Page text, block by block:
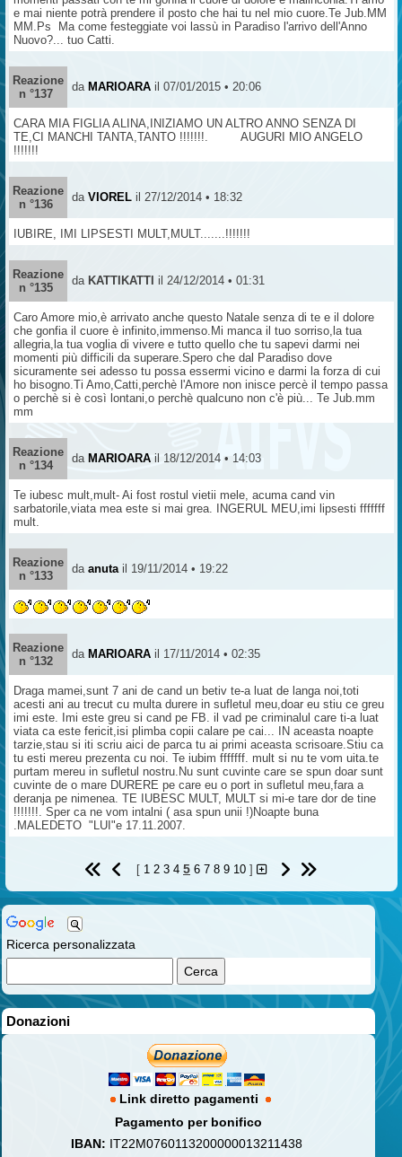
Ricerca personalizzata
Donazioni
Link diretto pagamenti
Pagamento per bonifico
IBAN: IT22M0760113200000013211438
e mai niente potrà prendere il posto che hai tu nel mio cuore.Te Jub.MM
MM.Ps Ma come festeggiate voi lassù in Paradiso l'arrivo dell'Anno
Nuovo?... tuo Catti.
Reazione
n °137
da MARIOARA il 07/01/2015 • 20:06
CARA MIA FIGLIA ALINA,INIZIAMO UN ALTRO ANNO SENZA DI
TE,CI MANCHI TANTA,TANTO !!!!!!!. AUGURI MIO ANGELO
!!!!!!!
Reazione
n °136
da VIOREL il 27/12/2014 • 18:32
IUBIRE, IMI LIPSESTI MULT,MULT.......!!!!!!!
Reazione
n °135
da KATTIKATTI il 24/12/2014 • 01:31
Caro Amore mio,è arrivato anche questo Natale senza di te e il dolore
che gonfia il cuore è infinito,immenso.Mi manca il tuo sorriso,la tua
allegria,la tua voglia di vivere e tutto quello che tu sapevi darmi nei
momenti più difficili da superare.Spero che dal Paradiso dove
sicuramente sei adesso tu possa essermi vicino e darmi la forza di cui
ho bisogno.Ti Amo,Catti,perchè l'Amore non inisce percè il tempo passa
o perchè si è così lontani,o perchè qualcuno non c'è più... Te Jub.mm
mm
Reazione
n °134
da MARIOARA il 18/12/2014 • 14:03
Te iubesc mult,mult- Ai fost rostul vietii mele, acuma cand vin
sarbatorile,viata mea este si mai grea. INGERUL MEU,imi lipsesti fffffff
mult.
Reazione
n °133
da anuta il 19/11/2014 • 19:22
Reazione
n °132
da MARIOARA il 17/11/2014 • 02:35
Draga mamei,sunt 7 ani de cand un betiv te-a luat de langa noi,toti
acesti ani au trecut cu multa durere in sufletul meu,doar eu stiu ce greu
imi este. Imi este greu si cand pe FB. il vad pe criminalul care ti-a luat
viata ca este fericit,isi plimba copii calare pe cai... IN aceasta noapte
tarzie,stau si iti scriu aici de parca tu ai primi aceasta scrisoare.Stiu ca
tu esti mereu prezenta cu noi. Te iubim fffffff. mult si nu te vom uita.te
purtam mereu in sufletul nostru.Nu sunt cuvinte care se spun doar sunt
cuvinte de o mare DURERE pe care eu o port in sufletul meu,fara a
deranja pe nimenea. TE IUBESC MULT, MULT si mi-e tare dor de tine
!!!!!!!. Sper ca ne vom intalni ( asa spun unii !)Noapte buna
.MALEDETO "LUI"e 17.11.2007.
[ 1 2 3 4 5 6 7 8 9 10 ]